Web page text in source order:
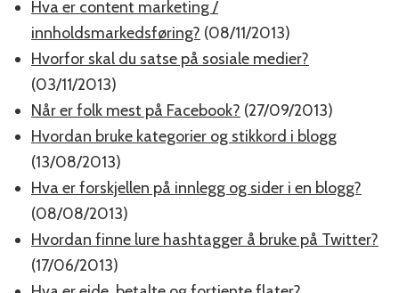
Hva er content marketing /
innholdsmarkedsføring? (08/11/2013)
Hvorfor skal du satse på sosiale medier?
(03/11/2013)
Når er folk mest på Facebook? (27/09/2013)
Hvordan bruke kategorier og stikkord i blogg
(13/08/2013)
Hva er forskjellen på innlegg og sider i en blogg?
(08/08/2013)
Hvordan finne lure hashtagger å bruke på Twitter?
(17/06/2013)